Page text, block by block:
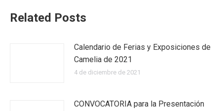
Related Posts
Calendario de Ferias y Exposiciones de
Camelia de 2021
4 de diciembre de 2021
CONVOCATORIA para la Presentación